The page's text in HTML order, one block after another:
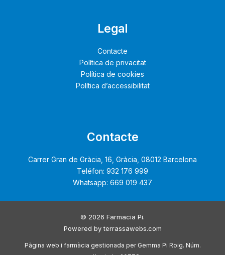
Legal
Contacte
Política de privacitat
Política de cookies
Política d’accessibilitat
Contacte
Carrer Gran de Gràcia, 16, Gràcia, 08012 Barcelona
Teléfon: 932 176 999
Whatsapp: 669 019 437
© 2026 Farmacia Pi.
Powered byterrassawebs.com
Pàgina web i farmàcia gestionada per Gemma Pi Roig. Núm.